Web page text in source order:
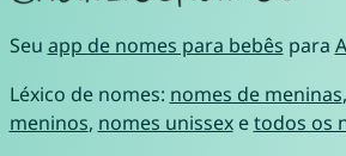
Seu app de nomes para bebês para
Léxico de nomes: nomes de meninas,
meninos, nomes unissexetodos os